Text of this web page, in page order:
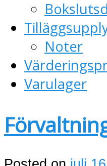
Noter
Varulager